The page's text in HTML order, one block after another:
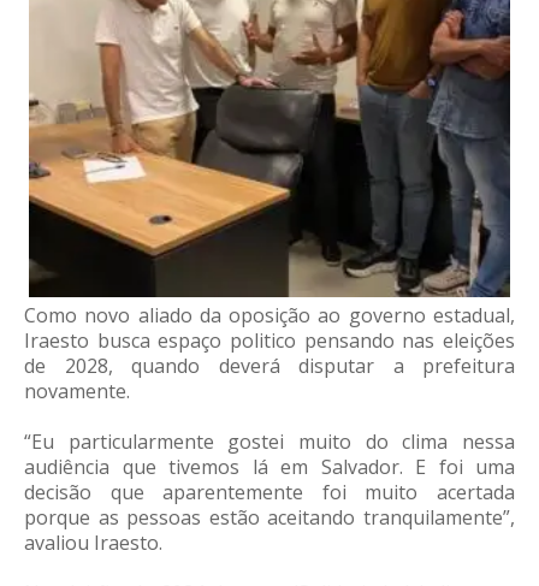
Como novo aliado da oposição ao governo estadual,
Iraesto busca espaço politico pensando nas eleições
de 2028, quando deverá disputar a prefeitura
novamente.
“Eu particularmente gostei muito do clima nessa
audiência que tivemos lá em Salvador. E foi uma
decisão que aparentemente foi muito acertada
porque as pessoas estão aceitando tranquilamente”,
avaliou Iraesto.